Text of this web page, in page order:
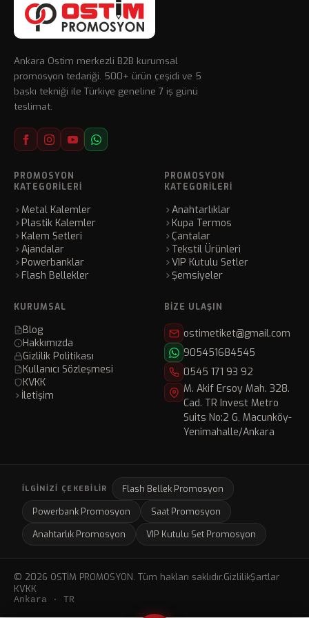
Ankara Ostim merkezli B2B kurumsal
promosyon tedariği. 500+ ürün çeşidi ve 5
baskı tekniği ile Türkiye geneline 7 iş günü
teslimat.
PROMOSYON
KATEGORILERI
Metal Kalemler
Plastik Kalemler
Kalem Setleri
Ajandalar
Powerbanklar
Flash Bellekler
PROMOSYON
KATEGORILERI
Anahtarlıklar
Kupa Termos
Çantalar
Tekstil Ürünleri
VIP Kutulu Setler
Şemsiyeler
KURUMSAL
Blog
Hakkımızda
Gizlilik Politikası
Kullanıcı Sözleşmesi
KVKK
İletişim
BIZE ULAŞIN
ostimetiket@gmail.com
905451684545
0545 171 93 92
M. Akif Ersoy Mah. 328.
Cad. TR Invest Metro
Suits No:2 G, Macunköy-
Yenimahalle/Ankara
İLGINIZI ÇEKEBILIR
Flash Bellek Promosyon
Powerbank Promosyon
Saat Promosyon
Anahtarlık Promosyon
VIP Kutulu Set Promosyon
© 2026 OSTİM PROMOSYON. Tüm hakları saklıdır.GizlilikŞartlar
KVKK
Ankara · TR